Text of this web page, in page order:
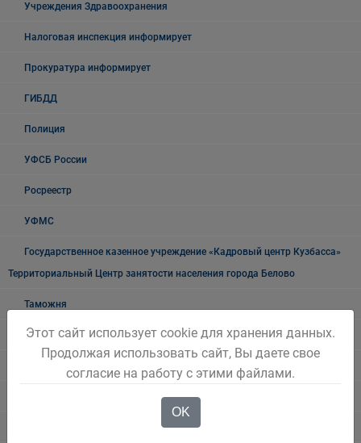
Учреждения Здравоохранения
Налоговая инспекция информирует
Прокуратура информирует
ГИБДД
Полиция
УФСБ России
Росреестр
УФМС
Государственное казенное учреждение «Кадровый центр Кузбасса»
Территориальный Центр занятости населения города Белово
Таможня
О проведении публичных мероприятий
Транспортная прокуратура информирует
Этот сайт использует cookie для хранения данных.
Продолжая использовать сайт, Вы даете свое
согласие на работу с этими файлами.
OK